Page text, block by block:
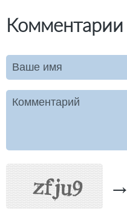
Комментарии
Ваше имя
Комментарий
→